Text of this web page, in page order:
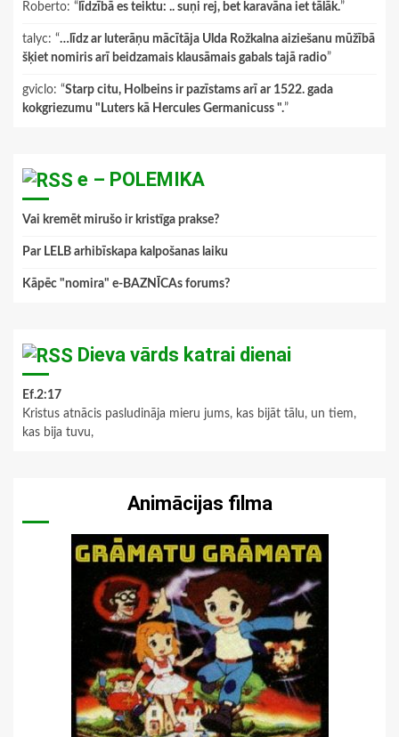
Roberto: “ līdzībā es teiktu: .. suņi rej, bet karavāna iet tālāk.”
talyc: “…līdz ar luterāņu mācītāja Ulda Rožkalna aiziešanu mūžībā
šķiet nomiris arī beidzamais klausāmais gabals tajā radio”
gviclo: “Starp citu, Holbeins ir pazīstams arī ar 1522. gada
kokgriezumu "Luters kā Hercules Germanicuss ".”
e – POLEMIKA
Vai kremēt mirušo ir kristīga prakse?
Par LELB arhibīskapa kalpošanas laiku
Kāpēc "nomira" e-BAZNĪCAs forums?
Dieva vārds katrai dienai
Ef.2:17
Kristus atnācis pasludināja mieru jums, kas bijāt tālu, un tiem,
kas bija tuvu,
Animācijas filma